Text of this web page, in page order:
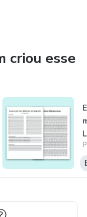
criou esse